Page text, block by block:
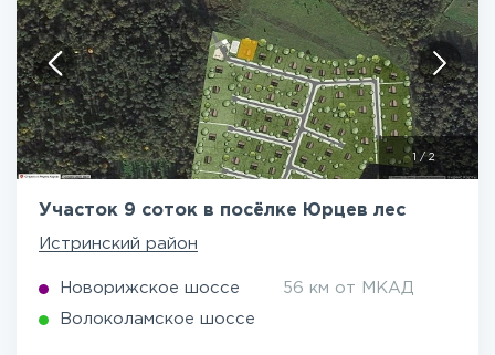
/2
Участок 9 соток в посёлке Юрцев лес
Истринский район
Новорижское шоссе 56 км от МКАД
Волоколамское шоссе